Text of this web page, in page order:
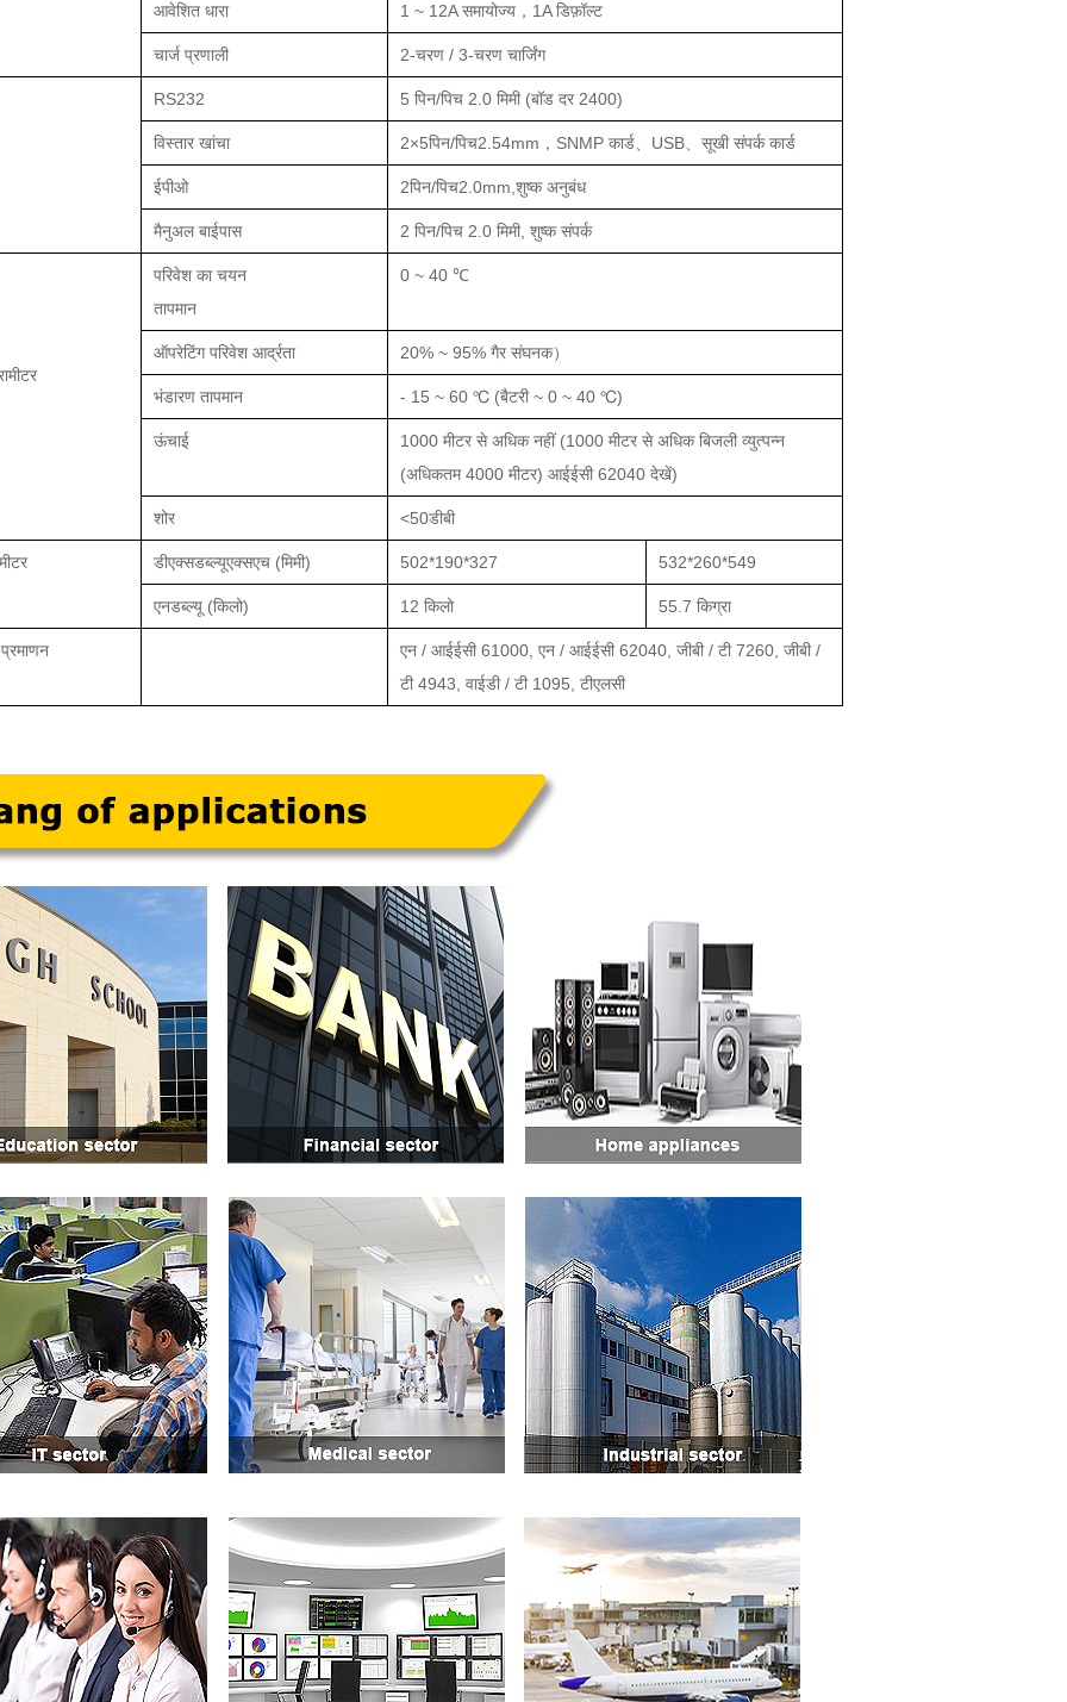
आवेशित धारा 1 ~ 12A समायोज्य，1A डिफ़ॉल्ट
चार्ज प्रणाली 2-चरण / 3-चरण चार्जिंग
RS232 5 पिन/पिच 2.0 मिमी (बॉड दर 2400)
विस्तार खांचा 2×5पिन/पिच2.54mm，SNMP कार्ड、USB、सूखी संपर्क कार्ड
ईपीओ 2पिन/पिच2.0mm शुष्क अनुबंध
मैनुअल बाईपास 2 पिन/पिच 2.0 मिमी, शुष्क संपर्क
परिवेश का चयन
तापमान
0 ~ 40 ℃
ऑपरेटिंग परिवेश आर्द्रता 20% ~ 95% गैर संघनक）
भंडारण तापमान - 15 ~ 60 ℃ (बैटरी ~ 0 ~ 40 ℃)
ऊंचाई
1000 मीटर से अधिक नहीं (1000 मीटर से अधिक बिजली व्युत्पन्न
(अधिकतम 4000 मीटर) आईईसी 62040 देखें)
शोर <50डीबी
डीएक्सडब्ल्यूएक्सएच (मिमी) 502*190*327 532*260*549
एनडब्ल्यू (किलो) 12 किलो 55.7 किग्रा
एन / आईईसी 61000, एन / आईईसी 62040, जीबी / टी 7260, जीबी /
टी 4943, वाईडी / टी 1095, टीएलसी